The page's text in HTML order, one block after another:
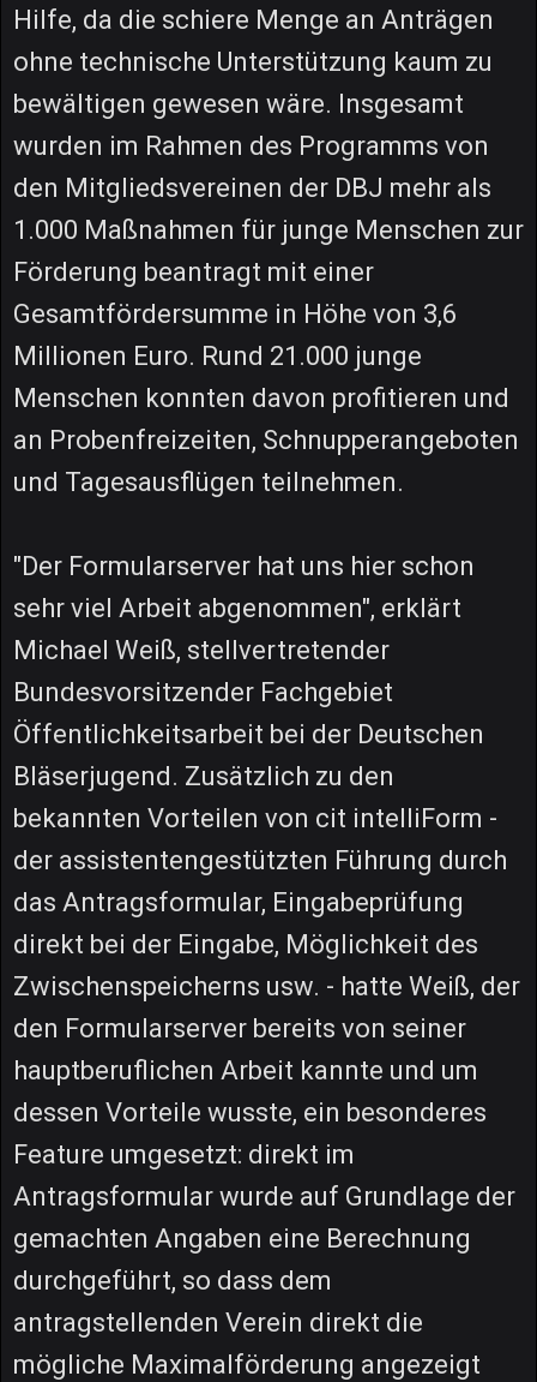
Hilfe, da die schiere Menge an Anträgen
ohne technische Unterstützung kaum zu
bewältigen gewesen wäre. Insgesamt
wurden im Rahmen des Programms von
den Mitgliedsvereinen der DBJ mehr als
1.000 Maßnahmen für junge Menschen zur
Förderung beantragt mit einer
Gesamtfördersumme in Höhe von 3,6
Millionen Euro. Rund 21.000 junge
Menschen konnten davon profitieren und
an Probenfreizeiten, Schnupperangeboten
und Tagesausflügen teilnehmen.
"Der Formularserver hat uns hier schon
sehr viel Arbeit abgenommen", erklärt
Michael Weiß, stellvertretender
Bundesvorsitzender Fachgebiet
Öffentlichkeitsarbeit bei der Deutschen
Bläserjugend. Zusätzlich zu den
bekannten Vorteilen von cit intelliForm -
der assistentengestützten Führung durch
das Antragsformular, Eingabeprüfung
direkt bei der Eingabe, Möglichkeit des
Zwischenspeicherns usw. - hatte Weiß, der
den Formularserver bereits von seiner
hauptberuflichen Arbeit kannte und um
dessen Vorteile wusste, ein besonderes
Feature umgesetzt: direkt im
Antragsformular wurde auf Grundlage der
gemachten Angaben eine Berechnung
durchgeführt, so dass dem
antragstellenden Verein direkt die
mögliche Maximalförderung angezeigt